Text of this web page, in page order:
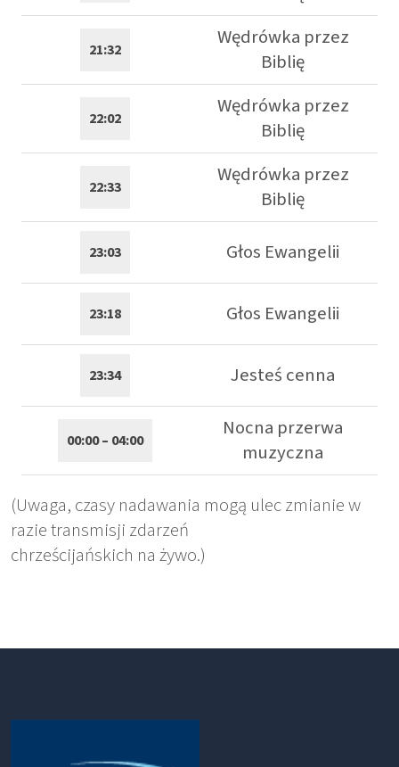
21:32
Wędrówka przez
Biblię
22:02
Wędrówka przez
Biblię
22:33
Wędrówka przez
Biblię
23:03 Głos Ewangelii
23:18 Głos Ewangelii
23:34 Jesteś cenna
00:00 – 04:00
Nocna przerwa
muzyczna
(Uwaga, czasy nadawania mogą ulec zmianie w
razie transmisji zdarzeń
chrześcijańskich na żywo.)